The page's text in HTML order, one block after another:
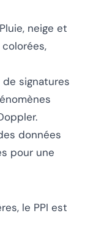
Pluie, neige et
signatures
données
pour une
le PPI est